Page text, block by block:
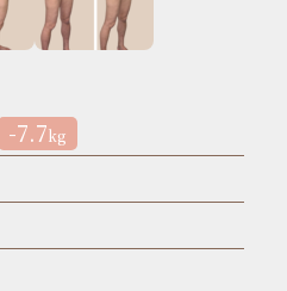
-7.7kg